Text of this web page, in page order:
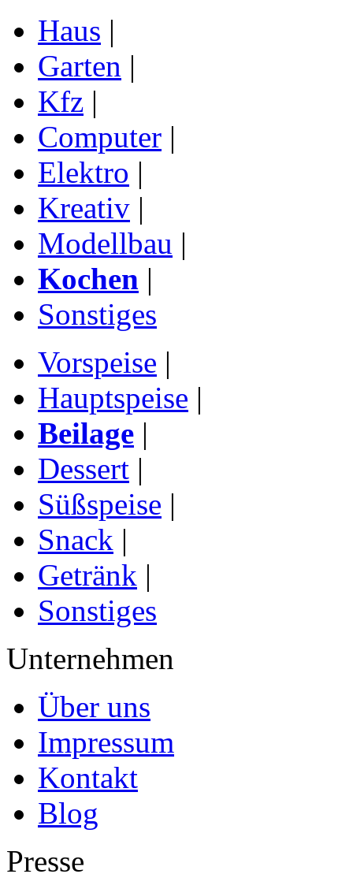
Haus |
Garten |
Kfz |
Computer |
Elektro |
Kreativ |
Modellbau |
Kochen |
Sonstiges
Vorspeise |
Hauptspeise |
Beilage |
Dessert |
Süßspeise |
Snack |
Getränk |
Sonstiges
Unternehmen
Über uns
Impressum
Kontakt
Blog
Presse